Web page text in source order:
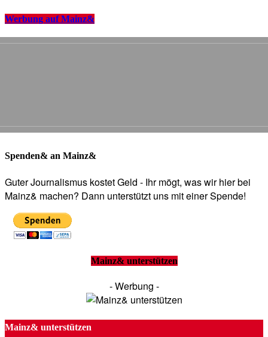
Werbung auf Mainz&
Spenden& an Mainz&
Guter Journalismus kostet Geld - Ihr mögt, was wir hier bei
Mainz& machen? Dann unterstützt uns mit einer Spende!
Mainz& unterstützen
- Werbung -
Mainz& unterstützen